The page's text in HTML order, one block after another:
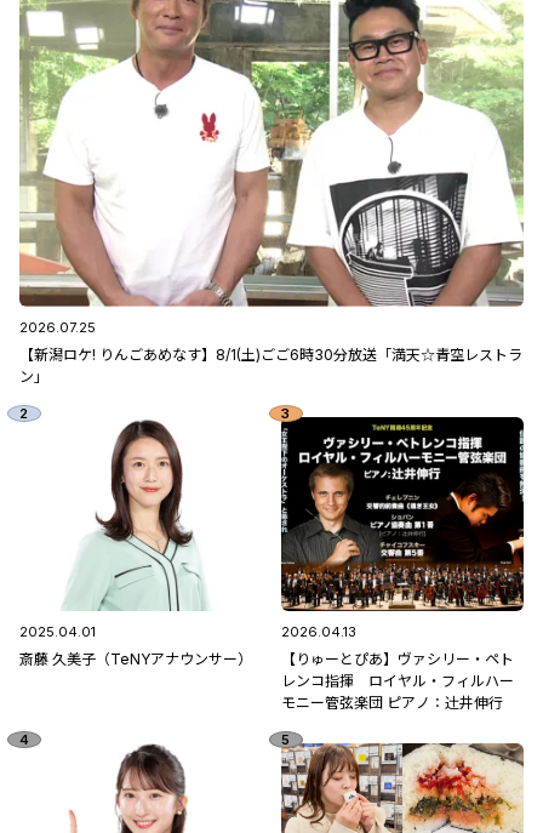
2026.07.25
【新潟ロケ! りんごあめなす】8/1(土)ごご6時30分放送「満天☆青空レストラ
ン」
2025.04.01
斎藤 久美子（TeNYアナウンサー）
2026.04.13
【りゅーとぴあ】ヴァシリー・ペト
レンコ指揮 ロイヤル・フィルハー
モニー管弦楽団 ピアノ：辻󠄀井伸行